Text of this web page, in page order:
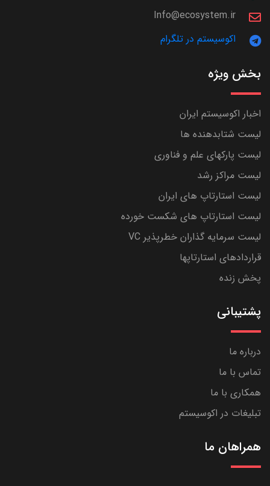
Info@ecosystem.ir
اکوسیستم در تلگرام
بخش ویژه
اخبار اکوسیستم ایران
لیست شتابدهنده ها
لیست پارکهای علم و فناوری
لیست مراکز رشد
لیست استارتاپ های ایران
لیست استارتاپ های شکست خورده
لیست سرمایه گذاران خطرپذیر VC
قراردادهای استارتاپها
پخش زنده
پشتیبانی
درباره ما
تماس با ما
همکاری با ما
تبلیغات در اکوسیستم
همراهان ما